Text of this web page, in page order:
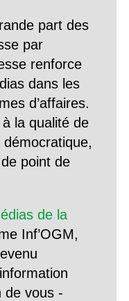
part des
par
renforce
dans les
d’affaires.
la qualité de
démocratique,
point de
de la
Inf’OGM,
de vous -